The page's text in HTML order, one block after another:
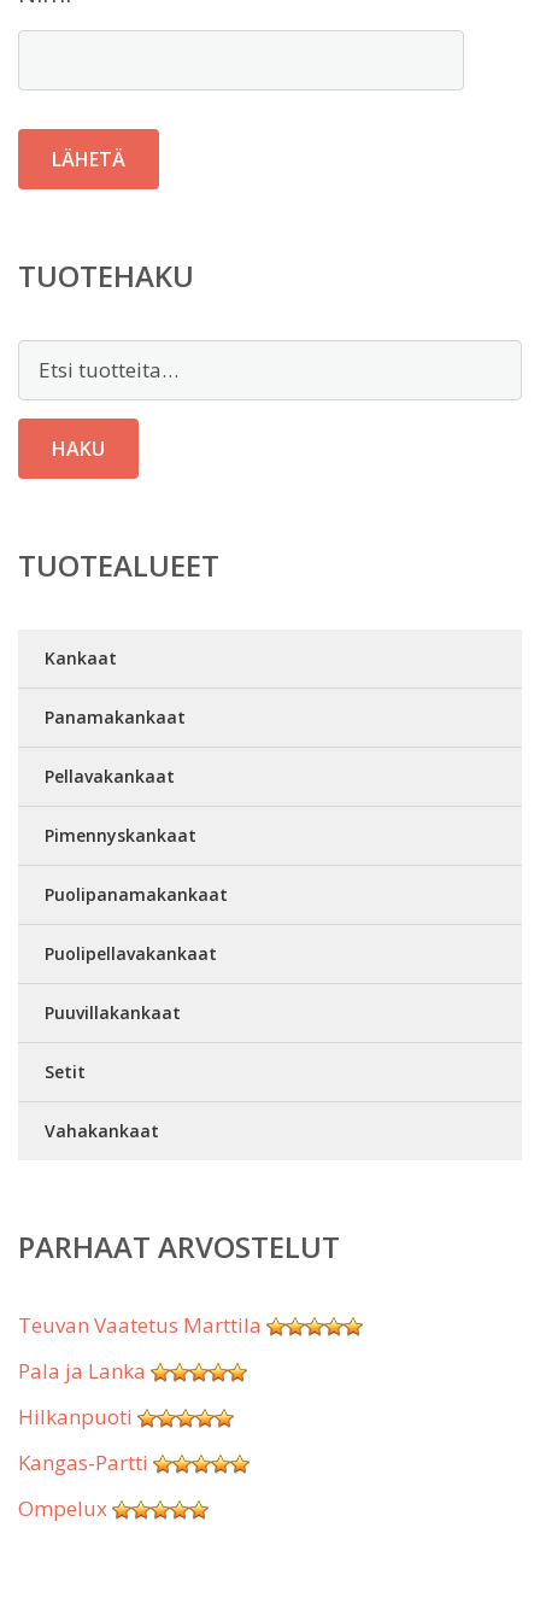
TUOTEHAKU
Etsi:
HAKU
TUOTEALUEET
Kankaat
Panamakankaat
Pellavakankaat
Pimennyskankaat
Puolipanamakankaat
Puolipellavakankaat
Puuvillakankaat
Setit
Vahakankaat
PARHAAT ARVOSTELUT
Teuvan Vaatetus Marttila
Pala ja Lanka
Hilkanpuoti
Kangas-Partti
Ompelux